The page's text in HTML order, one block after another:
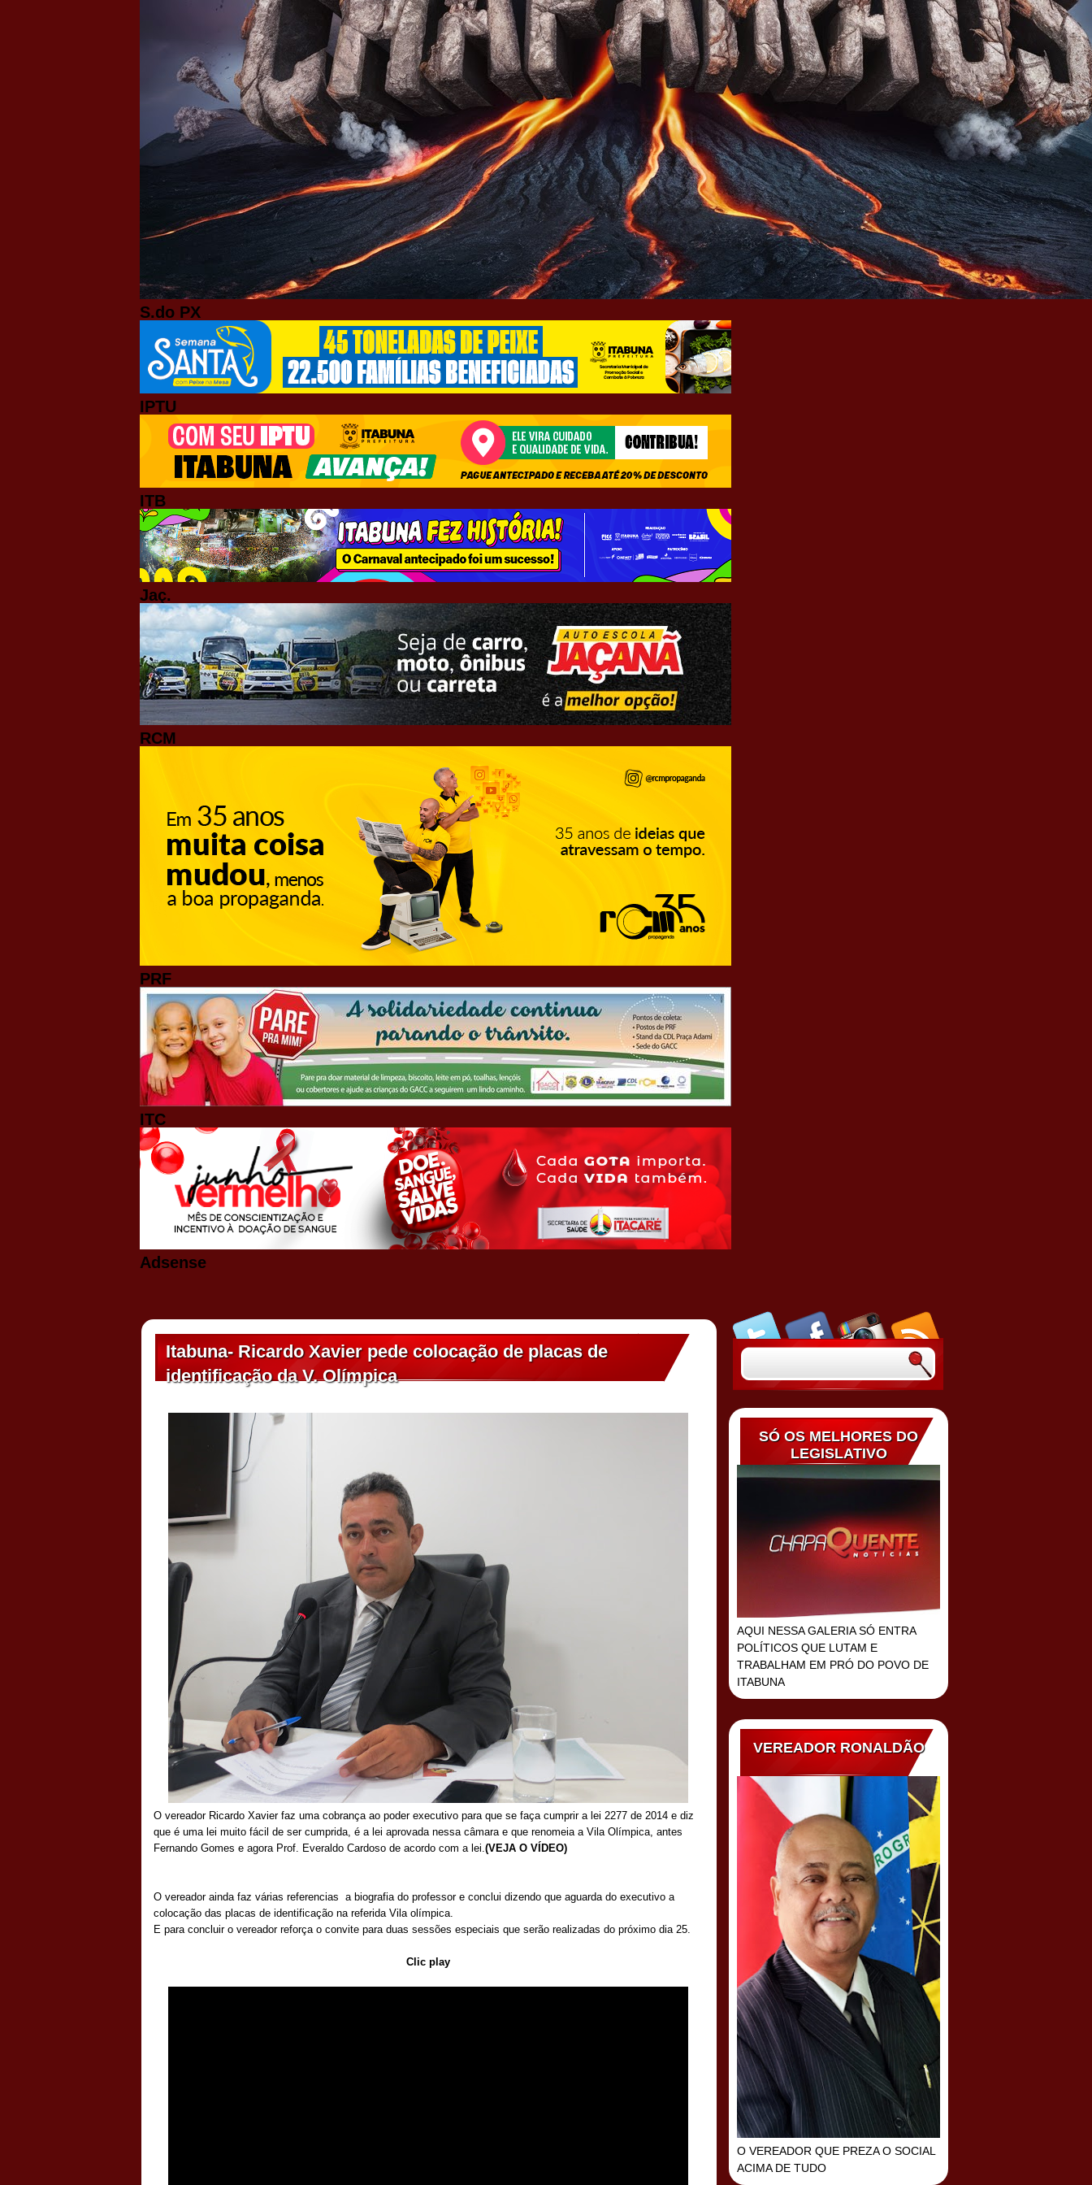
S.do PX
IPTU
ITB
Jaç.
RCM
PRF
ITC
Adsense
Itabuna- Ricardo Xavier pede colocação de placas de
identificação da V. Olímpica
O vereador Ricardo Xavier faz uma cobrança ao poder executivo para que se faça cumprir a lei 2277 de 2014 e diz
que é uma lei muito fácil de ser cumprida, é a lei aprovada nessa câmara e que renomeia a Vila Olímpica, antes
Fernando Gomes e agora Prof. Everaldo Cardoso de acordo com a lei.(VEJA O VÍDEO)
O vereador ainda faz várias referencias a biografia do professor e conclui dizendo que aguarda do executivo a
colocação das placas de identificação na referida Vila olímpica.
E para concluir o vereador reforça o convite para duas sessões especiais que serão realizadas do próximo dia 25.
Clic play
SÓ OS MELHORES DO
LEGISLATIVO
AQUI NESSA GALERIA SÓ ENTRA
POLÍTICOS QUE LUTAM E
TRABALHAM EM PRÓ DO POVO DE
ITABUNA
VEREADOR RONALDÃO
O VEREADOR QUE PREZA O SOCIAL
ACIMA DE TUDO